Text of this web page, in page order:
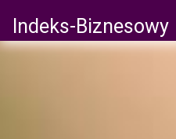
Indeks-Biznesowy